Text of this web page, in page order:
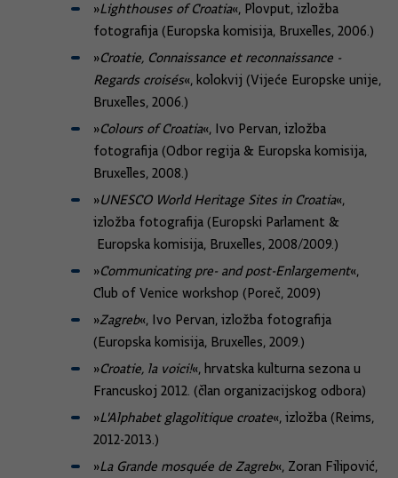
»Lighthouses of Croatia«, Plovput, izložba
fotografija (Europska komisija, Bruxelles, 2006.)
»Croatie, Connaissance et reconnaissance -
Regards croisés«, kolokvij (Vijeće Europske unije,
Bruxelles, 2006.)
»Colours of Croatia«, Ivo Pervan, izložba
fotografija (Odbor regija & Europska komisija,
Bruxelles, 2008.)
»UNESCO World Heritage Sites in Croatia«,
izložba fotografija (Europski Parlament &
Europska komisija, Bruxelles, 2008/2009.)
»Communicating pre- and post-Enlargement«,
Club of Venice workshop (Poreč, 2009)
»Zagreb«, Ivo Pervan, izložba fotografija
(Europska komisija, Bruxelles, 2009.)
»Croatie, la voici!«, hrvatska kulturna sezona u
Francuskoj 2012. (član organizacijskog odbora)
»L'Alphabet glagolitique croate«, izložba (Reims,
2012-2013.)
»La Grande mosquée de Zagreb«, Zoran Filipović,